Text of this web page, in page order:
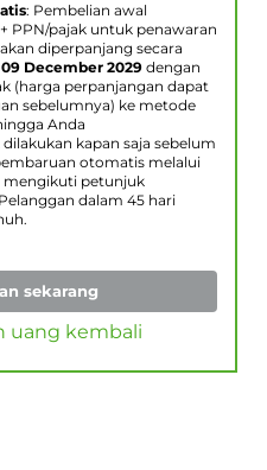
: Pembelian awal
+ PPN/pajak untuk penawaran
diperpanjang secara
09 December 2029 dengan
(harga perpanjangan dapat
sebelumnya) ke metode
Anda
kapan saja sebelum
otomatis melalui
mengikuti petunjuk
dalam 45 hari
sekarang
uang kembali